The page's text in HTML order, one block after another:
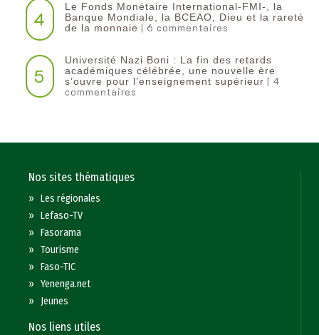
4
Le Fonds Monétaire International-FMI-, la
Banque Mondiale, la BCEAO, Dieu et la rareté
de la monnaie | 6 commentaires
5
Université Nazi Boni : La fin des retards
académiques célébrée, une nouvelle ère
s’ouvre pour l’enseignement supérieur | 4
commentaires
Nos sites thématiques
»Les régionales
»Lefaso-TV
»Fasorama
»Tourisme
»Faso-TIC
»Yenenga.net
» Jeunes
Nos liens utiles